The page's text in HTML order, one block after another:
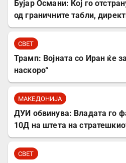
Бујар Османи: Кој го
од граничните табли,
СВЕТ
Трамп: Војната со Иран ќе
наскоро“
МАКЕДОНИЈА
ДУИ обвинува: Владата го
10Д на штета на
СВЕТ